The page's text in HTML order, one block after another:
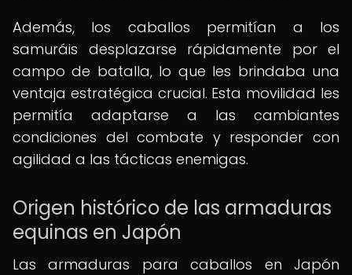
Además, los caballos permitían a los
samuráis desplazarse rápidamente por el
campo de batalla, lo que les brindaba una
ventaja estratégica crucial. Esta movilidad les
permitía adaptarse a las cambiantes
condiciones del combate y responder con
agilidad a las tácticas enemigas.
Origen histórico de las armaduras
equinas en Japón
Las armaduras para caballos en Japón